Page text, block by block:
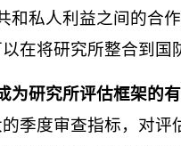
和私人利益之间的合
在将研究所整合到国
研究所评估框架的有
季度审查指标，对